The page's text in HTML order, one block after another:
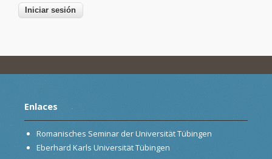
Enlaces
Romanisches Seminar der Universität Tübingen
Eberhard Karls Universität Tübingen